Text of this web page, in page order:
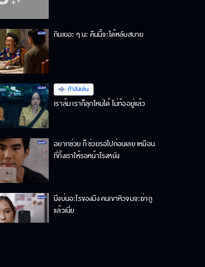
กินเยอะ ๆ นะ คืนนี้จะได้หลับสบาย
กำลังเล่น
เราล้ม เราก็ลุกใหม่ได้ ไม่ท้ออยู่แล้ว
อยากช่วย ก็ ช่วยรอไปก่อนเลย เหมือน
ที่ทิ้งเราให้รอหน้าโรงหนัง
มึงบ่นอะไรของมึง คนเขาหิวจนจะฆ่ากู
แล้วเนี่ย